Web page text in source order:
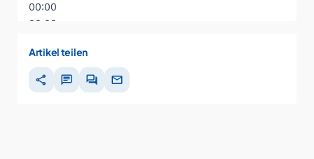
00:00
00:00
Artikel teilen
share chat forum mail